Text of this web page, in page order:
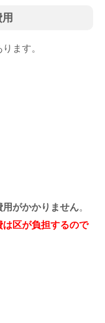
ます。
がかかりません。
区が負担するので